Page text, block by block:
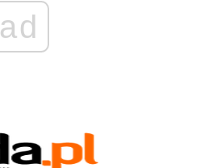
ad